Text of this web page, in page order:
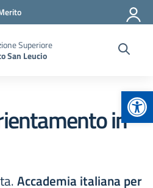
Superiore
San Leucio
in
Accademia italiana per